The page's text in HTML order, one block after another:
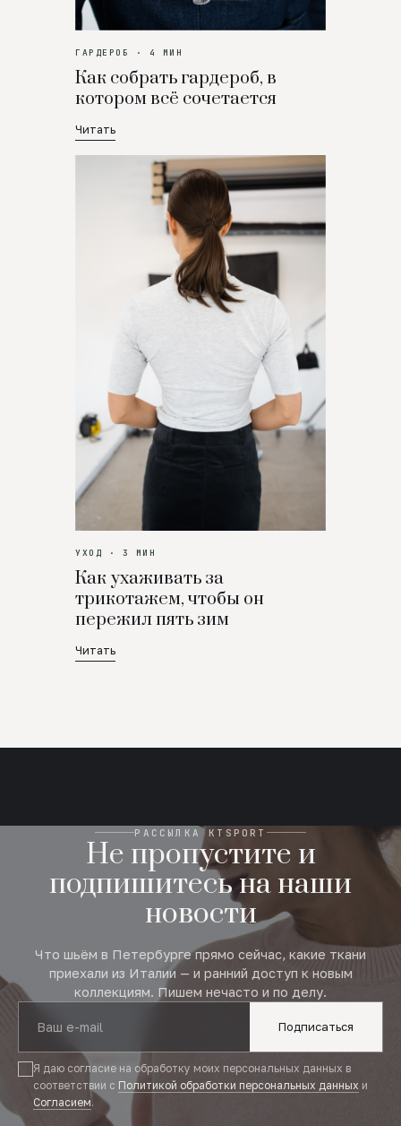
ГАРДЕРОБ · 4 МИН
Как собрать гардероб, в
котором всё сочетается
Читать
УХОД · 3 МИН
Как ухаживать за
трикотажем, чтобы он
пережил пять зим
Читать
РАССЫЛКА KTSPORT
Не пропустите и
подпишитесь на наши
новости
Что шьём в Петербурге прямо сейчас, какие ткани
приехали из Италии — и ранний доступ к новым
коллекциям. Пишем нечасто и по делу.
Подписаться
Я даю согласие на обработку моих персональных данных в
соответствии с Политикой обработки персональных данных и
Согласием.